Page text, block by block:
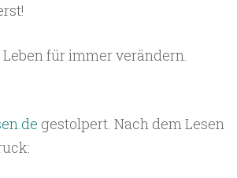
für immer verändern.
gestolpert. Nach dem Lesen